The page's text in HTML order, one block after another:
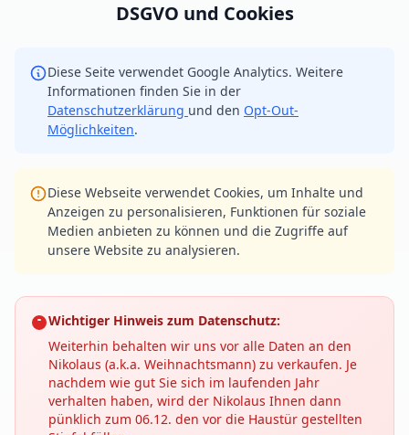
DSGVO und Cookies
Diese Seite verwendet Google Analytics. Weitere
Informationen finden Sie in der
Datenschutzerklärung und den Opt-Out-
Möglichkeiten.
Diese Webseite verwendet Cookies, um Inhalte und
Anzeigen zu personalisieren, Funktionen für soziale
Medien anbieten zu können und die Zugriffe auf
unsere Website zu analysieren.
Wichtiger Hinweis zum Datenschutz:
Weiterhin behalten wir uns vor alle Daten an den
Nikolaus (a.k.a. Weihnachtsmann) zu verkaufen. Je
nachdem wie gut Sie sich im laufenden Jahr
verhalten haben, wird der Nikolaus Ihnen dann
pünklich zum 06.12. den vor die Haustür gestellten